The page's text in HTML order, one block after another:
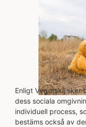
Enligt Vygotskij sker
dess sociala
individuell process,
bestäms också av